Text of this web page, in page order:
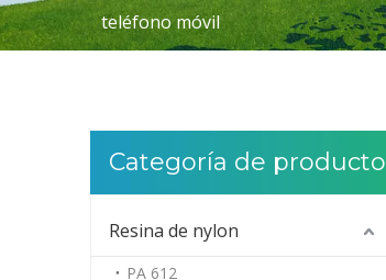
teléfono móvil
Categoría de producto
Resina de nylon
PA 612